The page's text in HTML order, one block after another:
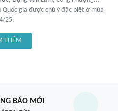
Quốc gia được chú ý đặc biệt ở mùa
25.
THÊM
BÁO MỚI